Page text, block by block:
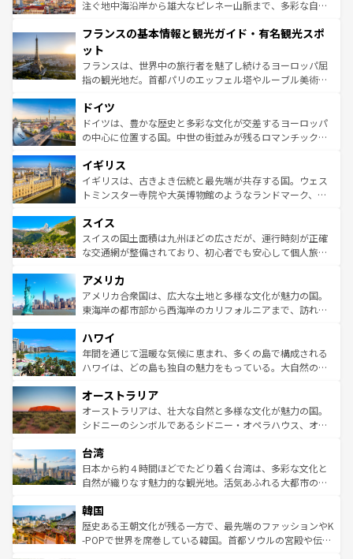
ピザやパスタなど、絶品のイタリア料理を堪能することも
ませてくれるイタリアで、忘れられない旅をしてみよう！
なお、新着のイタリア情報は
しい。
注ぐ地中海沿岸から雄大なピレネー山脈まで、多彩な自然
文化が根付くこの国では、情熱的なフラメンコ、熱気あふ
れる闘牛、そして美味しいタパスが生活の一部となってい
る。首都マドリードの洗練された雰囲気や、バルセロナの
アートに溢れた街角から、地方では古代ローマ遺跡や中世
せる。地方によって風土や気候が異なるスペインはその個
性で訪れる人を魅了する。 なお、新着のスペイン情報は コ
ンテンツ一覧を参照してほしい。
フランスの基本情報と観光ガイド・有名観光スポ
ット
フランスは、世界中の旅行者を魅了し続けるヨーロッパ屈
指の観光地だ。首都パリのエッフェル塔やルーブル美術館
で、幅広い魅力が詰まっている。華麗な宮殿、歴史的な大
聖堂、美しいビーチ、そして豊かな自然が、訪れる者を心
から魅了する。また、フランスは美食の国としても知ら
いる。シャンパンの発祥地であるランス、プロヴァンスの
香り高いラベンダー畑など、多彩な楽しみ方が可能だ。さ
らに、パリ以外の地域にも魅力が溢れており、どの街角に
れる地方に足を運ぶとそれぞれで全く異なる文化を体験で
きるだろう。 なお、新着のフランス情報はコンテンツ一覧
を参照してほしい。
ドイツ
ドイツは、豊かな歴史と多彩な文化が交差するヨーロッパ
の中心に位置する国。中世の街並みが残るロマンチック街
顔を持つこの国は、どこを歩いても飽きることがない。ベ
ルリンの文化的活気、バイエルン州のアルプスの絶景、そ
してライン川沿いのワイン畑といった風景は必見。ビール
は、お酒好きな人にはぜひ体験してほしい。 なお、新着の
ドイツ情報はコンテンツ一覧を参照してほしい。
イギリス
イギリスは、古きよき伝統と最先端が共存する国。ウェス
トミンスター寺院や大英博物館のようなランドマーク、歴
リアごとに異なる魅力がある。また、優雅なアフタヌーン
ティー、ビール好きにはたまらない英国パブ、サッカー観
戦など、本場だからこそできる体験も豊富。イギリスを旅
ンツ一覧を参照してほしい。
スイス
スイスの国土面積は九州ほどの広さだが、運行時刻が正確
な交通網が整備されており、初心者でも安心して個人旅行
の建物がそのまま残る町や、スイスならではのユニークな
博物館もあり、アルプス観光だけでなく町歩きも満喫する
ことができる。国民の所得が高いため物価も高いが、旅行
ば市内交通費無料で観光を楽しむこともできる。 なお、新
着のスイス情報はコンテンツ一覧 を参照してほしい。
アメリカ
アメリカ合衆国は、広大な土地と多様な文化が魅力の国。
東海岸の都市部から西海岸のカリフォルニアまで、訪れる
のような巨大都市は、観光、ショッピング、エンターテイ
ンメントが詰まった刺激的なスポットだ。一方、アメリカ
西部には大自然が広がり、グランドキャニオンやイエロー
部のニューオーリンズでは、音楽と美食が融合した独特の
文化が魅力。旅行者はアメリカの各地域で異なる魅力を楽
しみながら、その多様性と豊かな歴史を感じることができ
ならではの贅沢な旅のスタイルだ。 なお、新着のアメリカ
情報はコンテンツ一覧を参照してほしい。
ハワイ
年間を通じて温暖な気候に恵まれ、多くの島で構成される
ハワイは、どの島も独自の魅力をもっている。大自然の神
ワイ島は見逃せない。また、定番の観光地といえばオアフ
島だが、静かな自然を求めるならマウイ島やカウアイ島が
おすすめ。エメラルドグリーンに輝く海をはじめ、豊かな
れるおもてなしの心で訪れる人々を迎えてくれるハワイの
人々、おいしいローカルフードやハワイアンミュージッ
ク、伝統的なフラダンスなど、すべてがハワイの魅力を彩
ワイを、存分に味わってほしい。 なお、新着のハワイ情報
はコンテンツ一覧を参照してほしい。
オーストラリア
オーストラリアは、壮大な自然と多様な文化が魅力の国。
シドニーのシンボルであるシドニー・オペラハウス、オー
リアリーフや大陸中央部にそびえるウルル（エアーズロッ
ク）、タスマニアの美しい原生林やケアンズの熱帯雨林な
ど、見どころがたくさん。また、カフェやワイン、オージ
いる。アクティビティも充実しており、サーフィンやダイ
ビング、ハイキングなど、アウトドア好きにはたまらな
い。オーストラリアの多彩な魅力を存分に味わいつくそ
台湾
日本から約４時間ほどでたどり着く台湾は、多彩な文化と
自然が織りなす魅力的な観光地。活気あふれる大都市の台
ン）、静ひつな山岳地帯である台湾東部など、都市の喧騒
と山間の静けさが共存しており、訪れる人に新しい発見と
驚きをもたらしてくれる。また、奥深い台湾の食文化も魅
韓国
歴史ある王朝文化が残る一方で、最先端のファッションやK
-POPで世界を席巻している韓国。首都ソウルの宮殿や伝統